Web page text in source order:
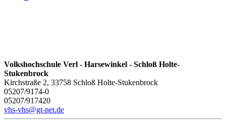
Volkshochschule Verl - Harsewinkel - Schloß Holte-
Stukenbrock
Kirchstraße 2, 33758 Schloß Holte-Stukenbrock
05207/9174-0
05207/917420
vhs-vhs@gt-net.de